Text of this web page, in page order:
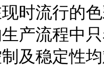
流行的色
流程中只
稳定性均